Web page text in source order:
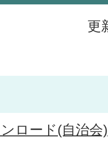
更
ロード(自治会)